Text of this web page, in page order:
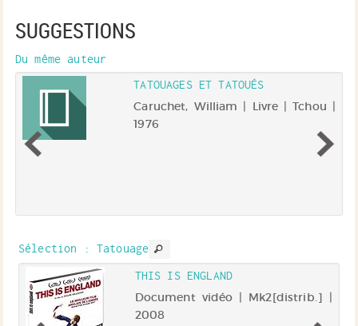
SUGGESTIONS
Du même auteur
TATOUAGES ET TATOUÉS
Caruchet, William | Livre | Tchou |
1976
Sélection : Tatouage
THIS IS ENGLAND
Document vidéo | Mk2[distrib.] |
2008